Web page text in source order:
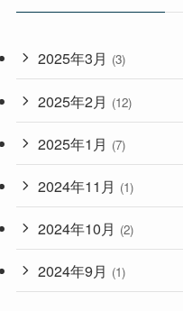
2025年3月 (3)
2025年2月 (12)
2025年1月 (7)
2024年11月 (1)
2024年10月 (2)
2024年9月 (1)